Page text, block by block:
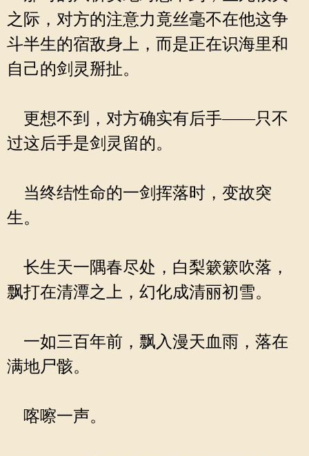
之际，对方的注意力竟丝毫不在他这争
斗半生的宿敌身上，而是正在识海里和
自己的剑灵掰扯。
更想不到，对方确实有后手——只不
过这后手是剑灵留的。
当终结性命的一剑挥落时，变故突
生。
长生天一隅春尽处，白梨簌簌吹落，
飘打在清潭之上，幻化成清丽初雪。
一如三百年前，飘入漫天血雨，落在
满地尸骸。
喀嚓一声。